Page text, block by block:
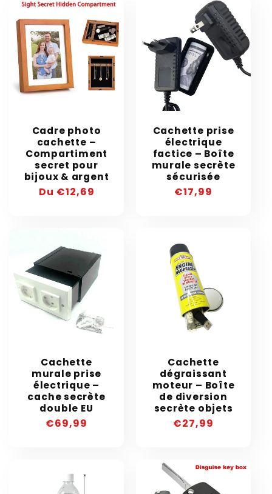
Cadre photo
cachette –
Compartiment
secret pour
bijoux & argent
Prix
Du €12,69
Cachette prise
électrique
factice – Boîte
murale secrète
sécurisée
Prix
€17,99
Cachette
murale prise
électrique –
cache secrète
double EU
Prix
€69,99
Cachette
dégraissant
moteur – Boîte
de diversion
secrète objets
Prix
€27,99